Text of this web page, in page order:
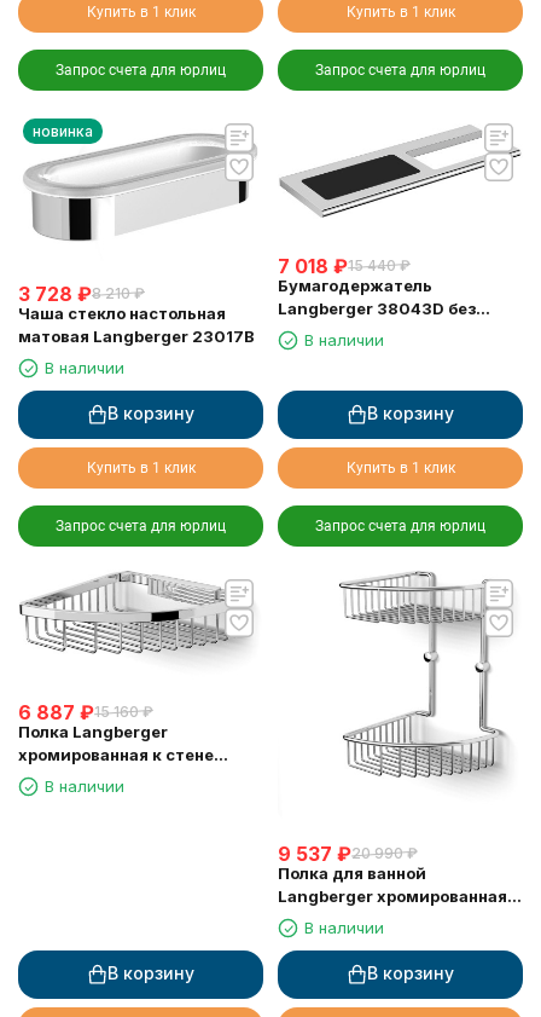
Купить в 1 клик
Запрос счета для юрлиц
Купить в 1 клик
Запрос счета для юрлиц
новинка
3 728 ₽8 210 ₽
Чаша стекло настольная
матовая Langberger 23017B
В наличии
В корзину
Купить в 1 клик
Запрос счета для юрлиц
7 018 ₽15 440 ₽
Бумагодержатель
Langberger 38043D без
крышки хром с полкой с
резиновым покрытием anti-
В наличии
В корзину
Купить в 1 клик
Запрос счета для юрлиц
6 887 ₽15 160 ₽
Полка Langberger
хромированная к стене
одноэтажная 72560
В наличии
В корзину
9 537 ₽20 990 ₽
Полка для ванной
Langberger хромированная к
стене 2-х этажная 10860I
В наличии
В корзину